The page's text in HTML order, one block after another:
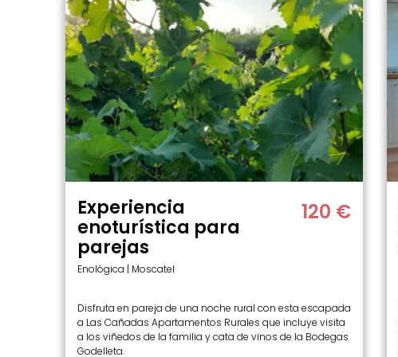
Experiencia
enoturística para
parejas
Enológica | Moscatel
120 €
Disfruta en pareja de una noche rural con esta escapada
a Las Cañadas Apartamentos Rurales que incluye visita
a los viñedos de la familia y cata de vinos de la Bodegas
Godelleta.